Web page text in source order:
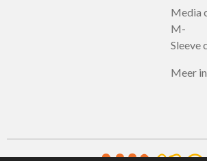
Media
M-
Sleeve
Meer